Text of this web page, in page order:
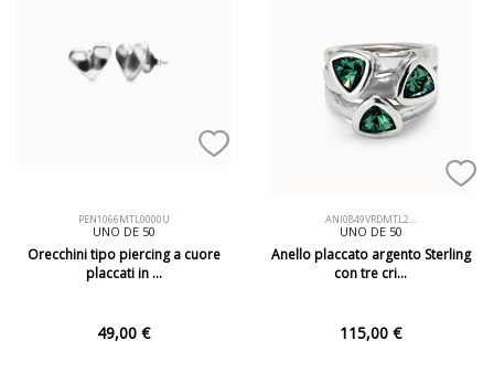
PEN1066MTL0000U
UNO DE 50
Orecchini tipo piercing a cuore
placcati in …
49,00 €
ANI0849VRDMTL2…
UNO DE 50
Anello placcato argento Sterling
con tre cri…
115,00 €